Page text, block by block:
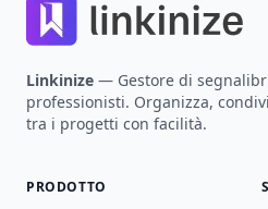
Linkinize — Gestore di
professionisti. Organizza,
tra i progetti con facilità.
PRODOTTO